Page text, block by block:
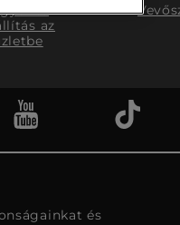
az
és